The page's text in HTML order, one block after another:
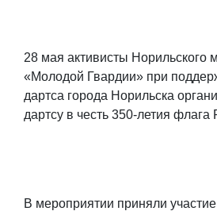
28 мая активисты Норильского
«Молодой Гвардии» при
дартса города Норильска
дартсу в честь 350-летия флага
В мероприятии приняли